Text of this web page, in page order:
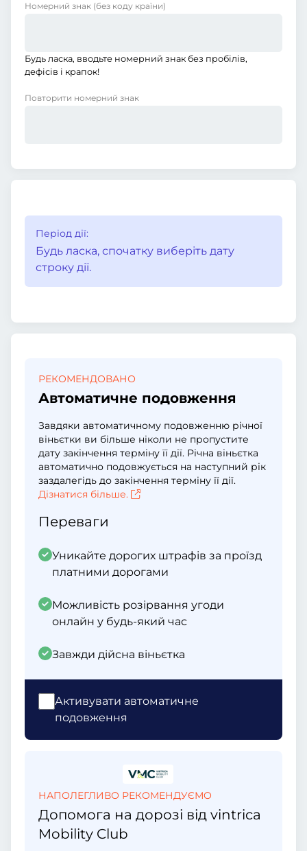
Номерний знак (без коду країни)
Будь ласка, вводьте номерний знак без пробілів,
дефісів і крапок!
Повторити номерний знак
Період дії:
Будь ласка, спочатку виберіть дату
строку дії.
РЕКОМЕНДОВАНО
Автоматичне подовження
Завдяки автоматичному подовженню річної
віньєтки ви більше ніколи не пропустите
дату закінчення терміну її дії. Річна віньєтка
автоматично подовжується на наступний рік
заздалегідь до закінчення терміну її дії.
Дізнатися більше.
Переваги
Уникайте дорогих штрафів за проїзд
платними дорогами
Можливість розірвання угоди
онлайн у будь-який час
Завжди дійсна віньєтка
Активувати автоматичне
подовження
НАПОЛЕГЛИВО РЕКОМЕНДУЄМО
Допомога на дорозі від vintrica
Mobility Club